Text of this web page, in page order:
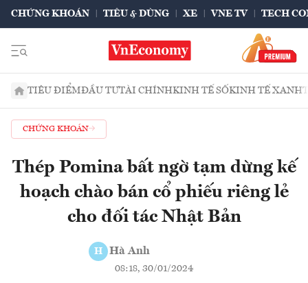
CHỨNG KHOÁN TIÊU & DÙNG XE VNE TV TECH
TIÊU ĐIỂMĐẦU TƯTÀI CHÍNHKINH TẾ SỐKINH TẾ XANH
CHỨNG KHOÁN
Thép Pomina bất ngờ tạm dừng kế
hoạch chào bán cổ phiếu riêng lẻ
cho đối tác Nhật Bản
H Hà Anh
08:18, 30/01/2024